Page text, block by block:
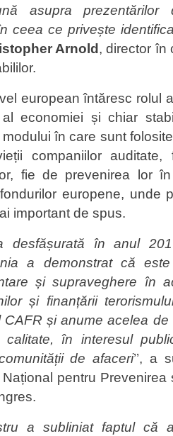
asupraprezentărilor
ceea ce privește
Arnold , director în
european întăresc rolul
economiei și chiar
în care sunt
companiilor
fie de prevenirea lor
europene, unde
important de spus.
desfășurată în anul
a demonstrat că
și supraveghere în
și finanțării
CAFR și anumeacelea de
în interesul p
de afaceri’’, a
pentru Prevenirea
a subliniat faptul că